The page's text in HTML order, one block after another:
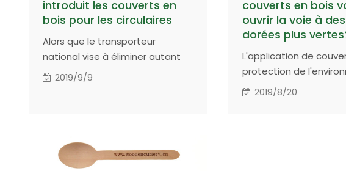
introduit les couverts en
bois pour les circulaires
Alors que le transporteur
national vise à éliminer autant
que possible l'utilisation de
des vols d'Air India continueront
à utiliser les produits en
2019/9/9
couverts en bois
ouvrir la voie à
dorées plus
L'application de
protection de
ligneux produira un
2019/8/20